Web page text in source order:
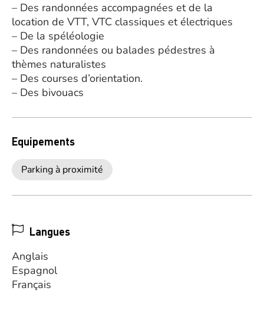
– Des randonnées accompagnées et de la
location de VTT, VTC classiques et électriques
– De la spéléologie
– Des randonnées ou balades pédestres à
thèmes naturalistes
– Des courses d’orientation.
– Des bivouacs
Equipements
Parking à proximité
Langues
Anglais
Espagnol
Français